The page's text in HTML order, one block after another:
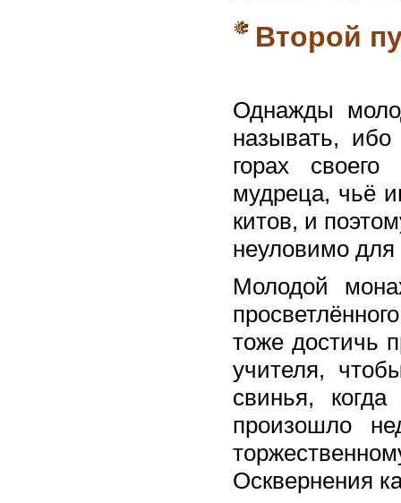
Второй
Однажды
называть,
горах своего
мудреца, чьё
китов, и
неуловимо для
Молодой
тоже достичь
учителя,
свинья,
произошло
Осквернения